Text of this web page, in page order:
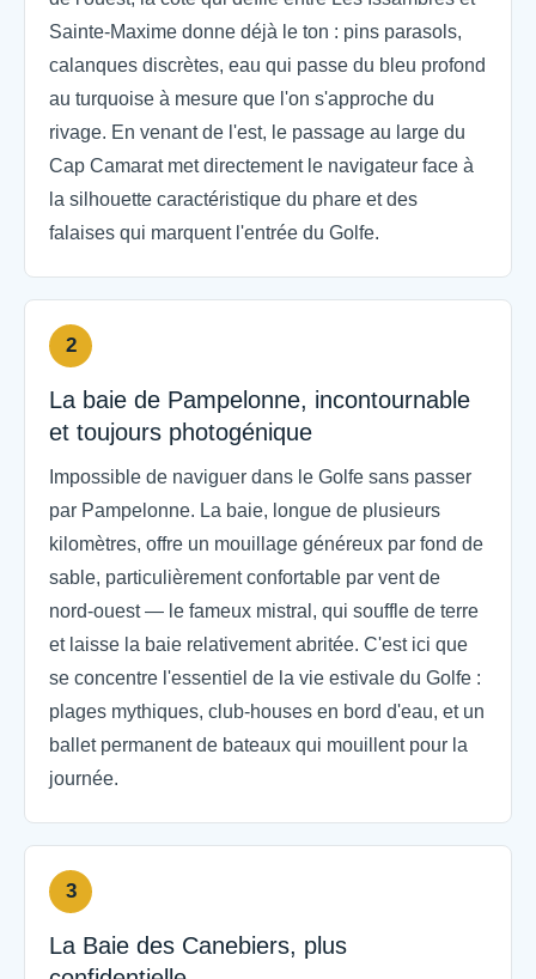
Sainte-Maxime donne déjà le ton : pins parasols,
calanques discrètes, eau qui passe du bleu profond
au turquoise à mesure que l'on s'approche du
rivage. En venant de l'est, le passage au large du
Cap Camarat met directement le navigateur face à
la silhouette caractéristique du phare et des
falaises qui marquent l'entrée du Golfe.
2
La baie de Pampelonne, incontournable
et toujours photogénique
Impossible de naviguer dans le Golfe sans passer
par Pampelonne. La baie, longue de plusieurs
kilomètres, offre un mouillage généreux par fond de
sable, particulièrement confortable par vent de
nord-ouest — le fameux mistral, qui souffle de terre
et laisse la baie relativement abritée. C'est ici que
se concentre l'essentiel de la vie estivale du Golfe :
plages mythiques, club-houses en bord d'eau, et un
ballet permanent de bateaux qui mouillent pour la
journée.
3
La Baie des Canebiers, plus